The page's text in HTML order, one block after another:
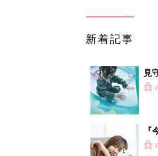
新着記事
見